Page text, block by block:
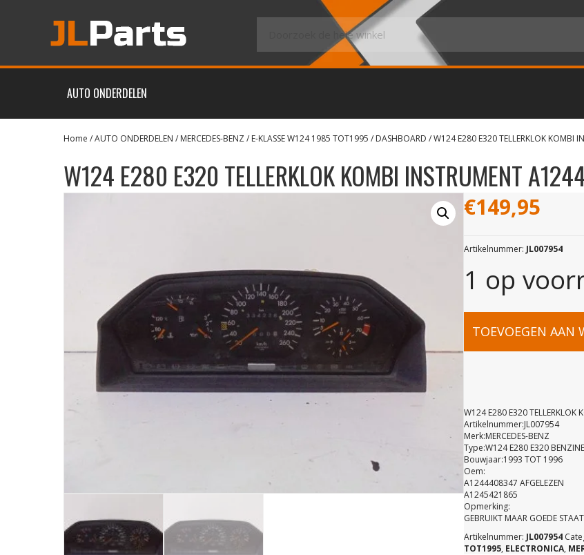
AUTO ONDERDELEN
Home /AUTO ONDERDELEN / MERCEDES-BENZ/ E-KLASSE W124 1985 TOT1995 / DASHBOARD / W124 E280 E320 TELLERKLOK KOMBI
W124 E280 E320 TELLERKLOK KOMBI INSTRUMENT
€149,95
Artikelnummer: JL007954
1 op
W124
E320
KOMBI
TOEVOEGEN AAN
W124 E280 E320 TELLERKLOK
Artikelnummer:JL007954
Merk:MERCEDES-BENZ
Type:W124 E280 E320 BENZINE
Bouwjaar:1993 TOT 1996
Oem:
A1244408347 AFGELEZEN
A1245421865
Opmerking:
GEBRUIKT MAAR GOEDE
Artikelnummer: JL007954
TOT1995, ELECTRONICA,